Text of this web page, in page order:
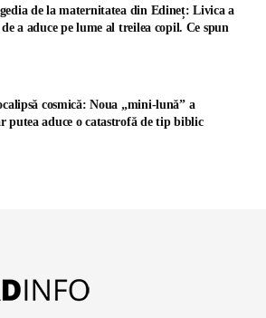
de la maternitatea din Edineț: Livica a
a aduce pe lume al treilea copil. Ce spun
cosmică: Noua „mini-lună” a
putea aduce o catastrofă de tip biblic